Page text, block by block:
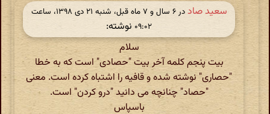
سعید صاد
در ‫۶ سال و ۷ ماه قبل، شنبه ۲۱ دی ۱۳۹۸، ساعت
۰۹:۰۲ نوشته:
سلام
بیت پنجم کلمه آخر بیت "حصادی" است که به خطا
"حصاری" نوشته شده و قافیه را اشتباه کرده است. معنی
"حصاد" چنانچه می دانید "درو کردن" است.
باسپاس